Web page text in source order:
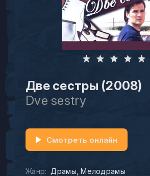
Две сестры (2008)
Dve sestry
Жанр: Драмы Мелодрамы
Смотреть онлайн